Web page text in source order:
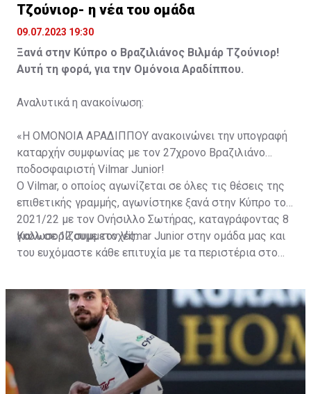
Τζούνιορ- η νέα του ομάδα
09.07.2023 19:30
Ξανά στην Κύπρο ο Βραζιλιάνος Βιλμάρ Τζούνιορ!
Αυτή τη φορά, για την Ομόνοια Αραδίππου.
Αναλυτικά η ανακοίνωση:
«Η ΟΜΟΝΟΙΑ ΑΡΑΔΙΠΠΟΥ ανακοινώνει την υπογραφή
καταρχήν συμφωνίας με τον 27χρονο Βραζιλιάνο
ποδοσφαιριστή Vilmar Junior!
Ο Vilmar, ο οποίος αγωνίζεται σε όλες τις θέσεις της
επιθετικής γραμμής, αγωνίστηκε ξανά στην Κύπρο το
2021/22 με τον Ονήσιλλο Σωτήρας, καταγράφοντας 8
γκολ σε 12 συμμετοχές.
Καλωσορίζουμε τον Vilmar Junior στην ομάδα μας και
του ευχόμαστε κάθε επιτυχία με τα περιστέρια στο